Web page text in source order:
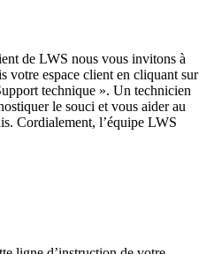
de LWS nous vous invitons à
votre espace client en cliquant sur
technique ». Un technicien
le souci et vous aider au
Cordialement, l’équipe LWS